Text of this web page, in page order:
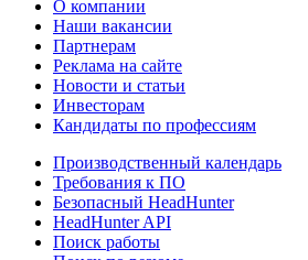
О компании
Наши вакансии
Партнерам
Реклама на сайте
Новости и статьи
Инвесторам
Кандидаты по профессиям
Производственный календарь
Требования к ПО
Безопасный HeadHunter
HeadHunter API
Поиск работы